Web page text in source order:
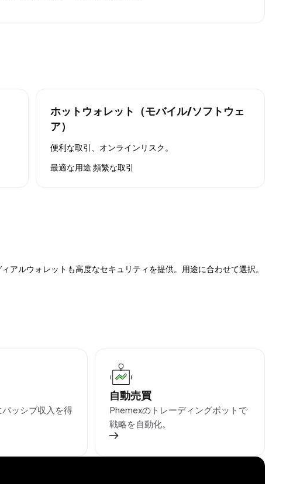
ホットウォレット（モバイル/ソフトウェ
ア）
便利な取引、オンラインリスク。
最適な用途 頻繁な取引
ルウォレットも高度なセキュリティを提供。用途に合わせて選択。
ッシブ収入を得
自動売買
Phemexのトレーディングボットで
戦略を自動化。